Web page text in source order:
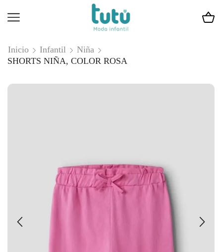
Inicio Infantil
Niña
SHORTS NIÑA, COLOR ROSA